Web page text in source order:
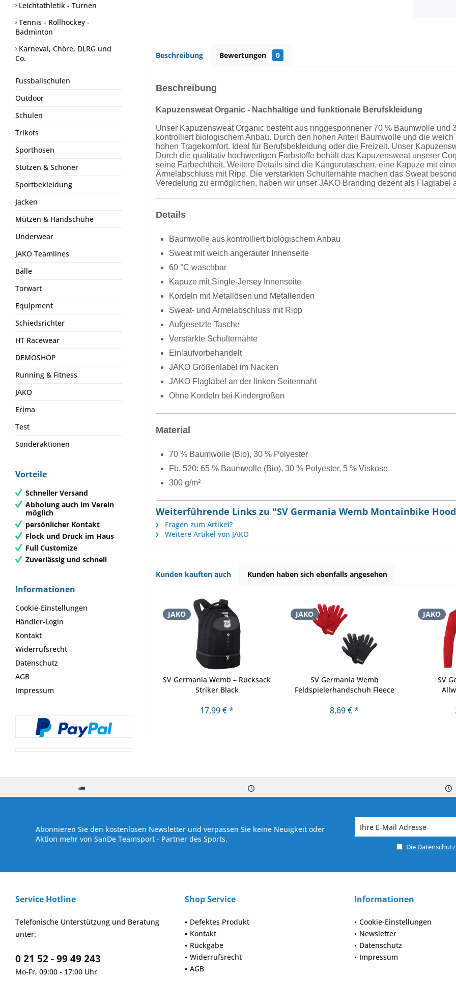
Leichtathletik - Turnen
Tennis - Rollhockey -
Badminton
Karneval, Chöre, DLRG und
Co.
Fussballschulen
Outdoor
Schulen
Trikots
Sporthosen
Stutzen & Schoner
Sportbekleidung
Jacken
Mützen & Handschuhe
Underwear
JAKO Teamlines
Bälle
Torwart
Equipment
Schiedsrichter
HT Racewear
DEMOSHOP
Running & Fitness
JAKO
Erima
Test
Sonderaktionen
Vorteile
Schneller Versand
Abholung auch im Verein
möglich
persönlicher Kontakt
Flock und Druck im Haus
Full Customize
Zuverlässig und schnell
Informationen
Cookie-Einstellungen
Händler-Login
Kontakt
Widerrufsrecht
Datenschutz
AGB
Impressum
Beschreibung Bewertungen 0
Beschreibung
Kapuzensweat Organic - Nachhaltige und funktionale Berufskleidung
Unser Kapuzensweat Organic besteht aus ringgesponnener 70 % Baumwolle und
kontrolliert biologischem Anbau. Durch den hohen Anteil Baumwolle und die
hohen Tragekomfort. Ideal für Berufsbekleidung oder die Freizeit. Unser
Durch die qualitativ hochwertigen Farbstoffe behält das Kapuzensweat unserer
seine Farbechtheit. Weitere Details sind die Kängurutaschen, eine Kapuze mit
Ärmelabschluss mit Ripp. Die verstärkten Schulternähte machen das Sweat
Veredelung zu ermöglichen, haben wir unser JAKO Branding dezent als Flaglabel
Details
Baumwolle aus kontrolliert biologischem Anbau
Sweat mit weich angerauter Innenseite
60 °C waschbar
Kapuze mit Single-Jersey Innenseite
Kordeln mit Metallösen und Metallenden
Sweat- und Ärmelabschluss mit Ripp
Aufgesetzte Tasche
Verstärkte Schulternähte
Einlaufvorbehandelt
JAKO Größenlabel im Nacken
JAKO Flaglabel an der linken Seitennaht
Ohne Kordeln bei Kindergrößen
Material
70 % Baumwolle (Bio), 30 % Polyester
Fb. 520: 65 % Baumwolle (Bio), 30 % Polyester, 5 % Viskose
300 g/m²
Weiterführende Links zu "SV Germania Wemb Montainbike
Fragen zum Artikel?
Weitere Artikel von JAKO
Kunden kauften auch Kunden haben sich ebenfalls angesehen
JAKO
SV Germania Wemb – Rucksack
Striker Black
17,99 € *
JAKO
SV Germania Wemb
Feldspielerhandschuh Fleece
8,69 € *
JAKO
SV
Abonnieren Sie den kostenlosen Newsletter und verpassen Sie keine Neuigkeit oder
Aktion mehr von SanDe Teamsport - Partner des Sports.
Die
Service Hotline
Telefonische Unterstützung und Beratung
unter:
0 21 52 - 99 49 243
Mo-Fr, 09:00 - 17:00 Uhr
Shop Service
Defektes Produkt
Kontakt
Rückgabe
Widerrufsrecht
AGB
Informationen
Cookie-Einstellungen
Newsletter
Datenschutz
Impressum